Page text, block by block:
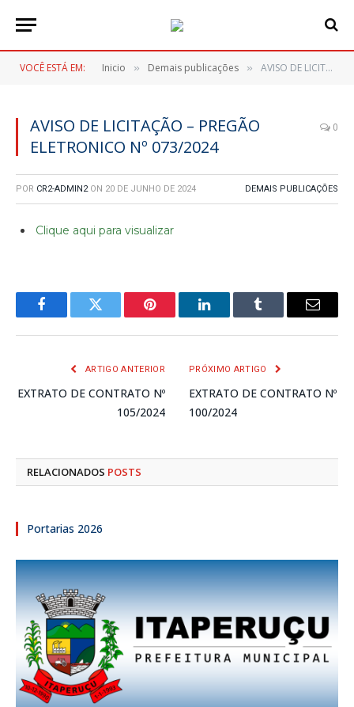
VOCÊ ESTÁ EM: Inicio » Demais publicações » AVISO DE LICITAÇÃO – PREGÃO ELETRONICO Nº 073/2024
AVISO DE LICITAÇÃO – PREGÃO
ELETRONICO Nº 073/2024
0
POR CR2-ADMIN2 ON 20 DE JUNHO DE 2024 DEMAIS PUBLICAÇÕES
Clique aqui para visualizar
FacebookTwitter Pinterest LinkedInTumblr
E-
ARTIGO ANTERIOR
EXTRATO DE CONTRATO Nº
105/2024
PRÓXIMO ARTIGO
EXTRATO DE CONTRATO Nº
100/2024
RELACIONADOS POSTS
Portarias 2026